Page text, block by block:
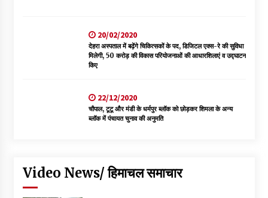
20/02/2020
देहरा अस्पताल में बढ़ेंगे चिकित्सकों के पद, डिजिटल एक्स-रे की सुविधा
मिलेगी, 50 करोड़ की विकास परियोजनाओं की आधारशिलाएं व उद्घाटन
किए
22/12/2020
चौपाल, टूटू और मंडी के धर्मपुर ब्लॉक को छोड़कर शिमला के अन्य
ब्लॉक में पंचायत चुनाव की अनुमति
Video News/ हिमाचल समाचार